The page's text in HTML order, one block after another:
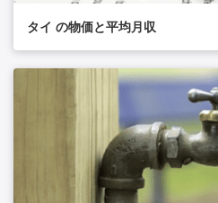
タイ の物価と平均月収